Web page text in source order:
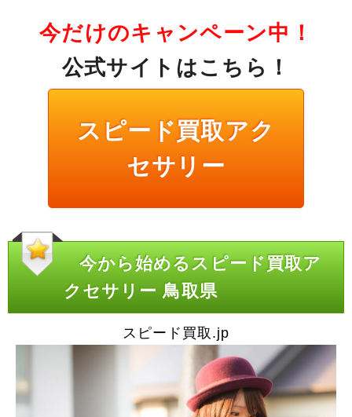
今だけのキャンペーン中！
公式サイトはこちら！
スピード買取アク
セサリー
今から始めるスピード買取ア
クセサリー 鳥取県
スピード買取.jp